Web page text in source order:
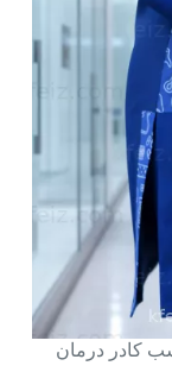
کادر درمان